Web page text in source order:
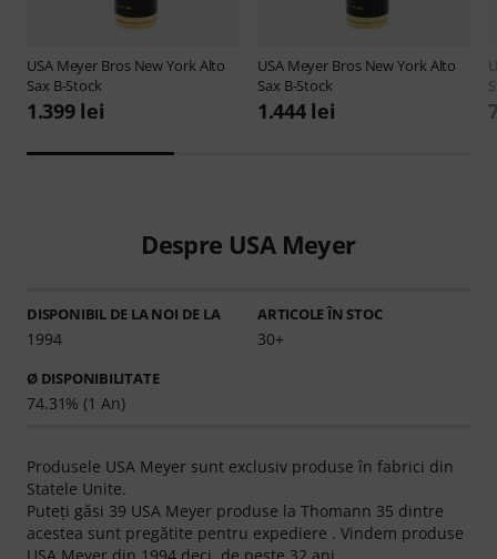
USA Meyer Bros New York Alto
Sax B-Stock
1.399 lei
USA Meyer Bros New York Alto
Sax B-Stock
1.444 lei
Despre USA Meyer
DISPONIBIL DE LA NOI DE LA
1994
ARTICOLE ÎN STOC
30+
Ø DISPONIBILITATE
74.31% (1 An)
Produsele USA Meyer sunt exclusiv produse în fabrici din
Statele Unite.
Puteţi găsi 39 USA Meyer produse la Thomann 35 dintre
acestea sunt pregătite pentru expediere . Vindem produse